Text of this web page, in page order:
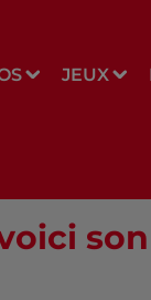
JEUX